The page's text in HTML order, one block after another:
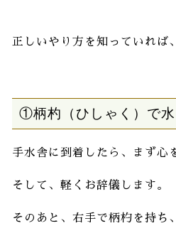
正しいやり方を知っていれば
①柄杓（ひしゃく）で
手水舎に到着したら、まず心
そして、軽くお辞儀します。
そのあと、右手で柄杓を持ち